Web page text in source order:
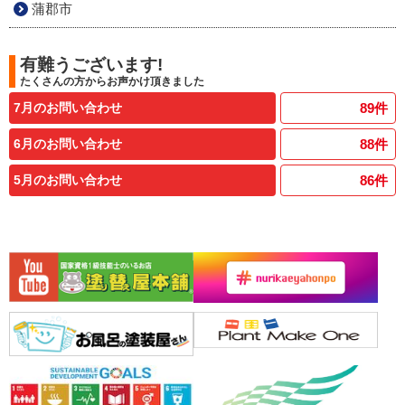
蒲郡市
有難うございます!
たくさんの方からお声かけ頂きました
7月のお問い合わせ 89件
6月のお問い合わせ 88件
5月のお問い合わせ 86件